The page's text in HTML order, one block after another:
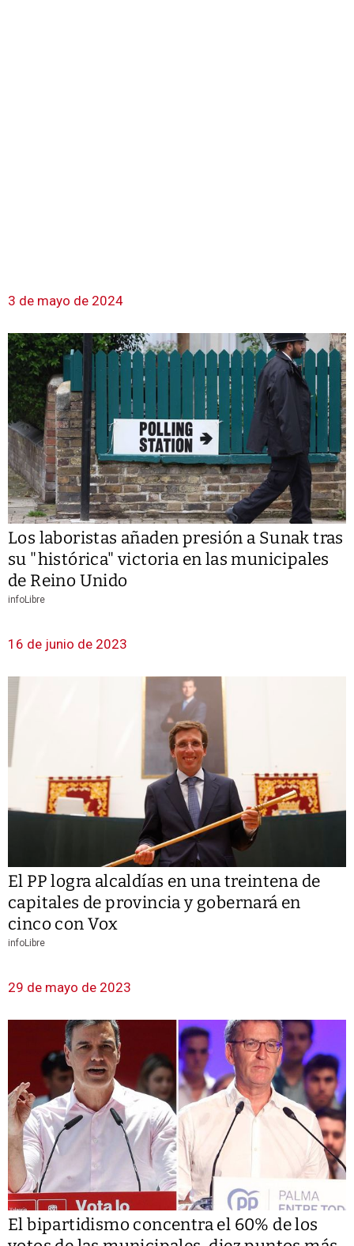
3 de mayo de 2024
Los laboristas añaden presión a Sunak tras
su "histórica" victoria en las municipales
de Reino Unido
infoLibre
16 de junio de 2023
El PP logra alcaldías en una treintena de
capitales de provincia y gobernará en
cinco con Vox
infoLibre
29 de mayo de 2023
El bipartidismo concentra el 60% de los